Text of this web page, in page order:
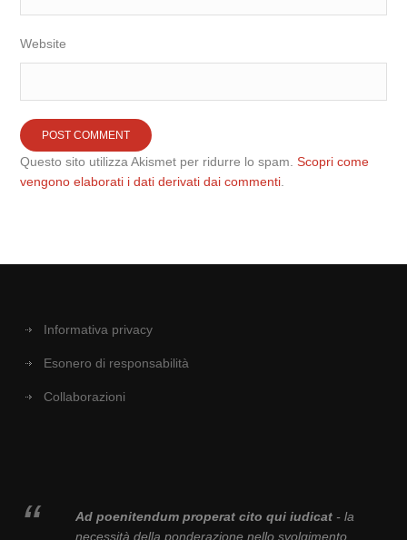
Website
Questo sito utilizza Akismet per ridurre lo spam.Scopri come
vengono elaborati i dati derivati dai commenti
Informativa privacy
Esonero di responsabilità
Collaborazioni
Ad poenitendum properat cito qui iudicat- la
necessità della ponderazione nello svolgimento